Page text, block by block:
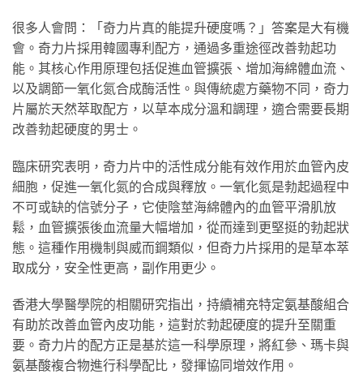
很多人會問：「奇力片真的能提升硬度嗎？」答案是大有機
會。奇力片採用韓國專利配方，通過多重途徑改善勃起功
能。其核心作用原理包括促進血管擴張、增加海綿體血流、
以及調節一氧化氮合成酶活性。與傳統處方藥物不同，奇力
片屬於天然萃取配方，以草本成分溫和調理，適合需要長期
改善勃起硬度的男士。
臨床研究表明，奇力片中的活性成分能有效作用於血管內皮
細胞，促進一氧化氮的合成與釋放。一氧化氮是勃起過程中
不可或缺的信號分子，它使陰莖海綿體內的血管平滑肌放
鬆，血管擴張後血流量大幅增加，從而達到更堅挺的勃起狀
態。這種作用機制與威而鋼類似，但奇力片採用的是草本萃
取成分，安全性更高，副作用更少。
香港大學醫學院的相關研究指出，持續補充特定氨基酸組合
有助於改善血管內皮功能，這對於勃起硬度的提升至關重
要。奇力片的配方正是基於這一科學原理，將紅參、瑪卡與
氨基酸複合物進行科學配比，發揮協同增效作用。